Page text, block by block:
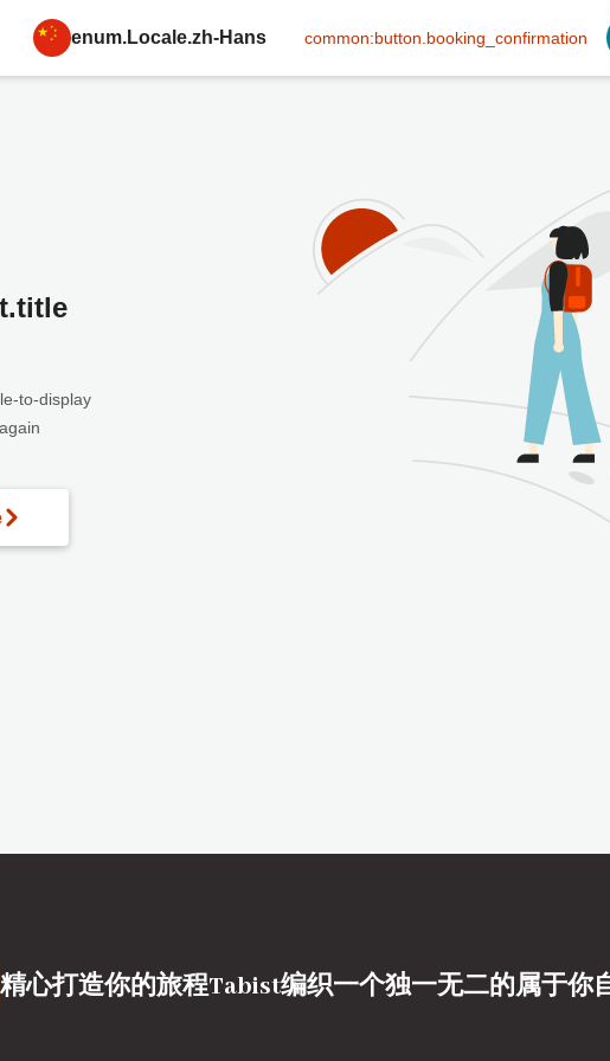
enum.Locale.zh-Hans common:button.booking_confirmation
to-display
精心打造你的旅程Tabist编织一个独一无二的属于你